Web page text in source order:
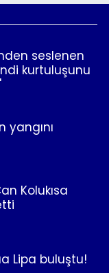
seslenen
kurtuluşunu
yangını
Kolukısa
Lipa buluştu!